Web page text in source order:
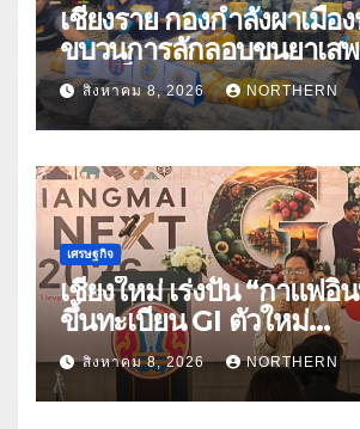
เชียงราย กองกำลังผาเมือ
ขบวนการลักลอบขนยาเส
ล้านเม็ด
สิงหาคม 8, 2026 NORTHERN
เศรษฐกิจ
เชียงใหม่ เร่งปั้น “กาแฟอิ
ขึ้นทะเบียน GI ตัวใหม่
“CHIANGMAI GI
ติดอาวุธผู้ประกอบการ
สินค้าอัตลักษณ์สู่ตลาดพรี
สิงหาคม 8, 2026 NORTHERN